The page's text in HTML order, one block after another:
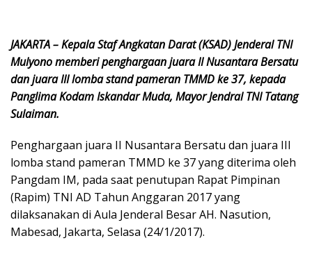
JAKARTA – Kepala Staf Angkatan Darat (KSAD) Jenderal TNI
Mulyono memberi penghargaan juara II Nusantara Bersatu
dan juara III lomba stand pameran TMMD ke 37, kepada
Panglima Kodam Iskandar Muda, Mayor Jendral TNI Tatang
Sulaiman.
Penghargaan juara II Nusantara Bersatu dan juara III
lomba stand pameran TMMD ke 37 yang diterima oleh
Pangdam IM, pada saat penutupan Rapat Pimpinan
(Rapim) TNI AD Tahun Anggaran 2017 yang
dilaksanakan di Aula Jenderal Besar AH. Nasution,
Mabesad, Jakarta, Selasa (24/1/2017).